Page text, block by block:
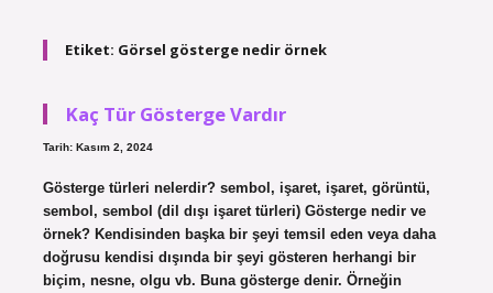
Etiket: Görsel gösterge nedir örnek
Kaç Tür Gösterge Vardır
Tarih: Kasım 2, 2024
Gösterge türleri nelerdir? sembol, işaret, işaret, görüntü,
sembol, sembol (dil dışı işaret türleri) Gösterge nedir ve
örnek? Kendisinden başka bir şeyi temsil eden veya daha
doğrusu kendisi dışında bir şeyi gösteren herhangi bir
biçim, nesne, olgu vb. Buna gösterge denir. Örneğin